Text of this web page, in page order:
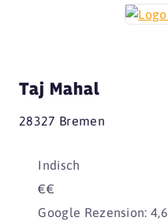
Taj Mahal
28327 Bremen
Indisch
€€
Google Rezension: 4,6